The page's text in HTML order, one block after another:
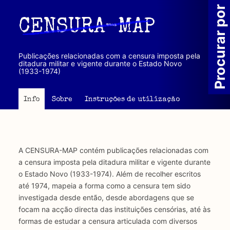
principal
CENSURA-MAP
Publicações relacionadas com a censura imposta pela
ditadura militar e vigente durante o Estado Novo
(1933-1974)
Info Sobre Instruções de utilização
A CENSURA-MAP contém publicações relacionadas com
a censura imposta pela ditadura militar e vigente durante
o Estado Novo (1933-1974). Além de recolher escritos
até 1974, mapeia a forma como a censura tem sido
investigada desde então, desde abordagens que se
focam na acção directa das instituições censórias, até às
formas de estudar a censura articulada com diversos
Procurar por